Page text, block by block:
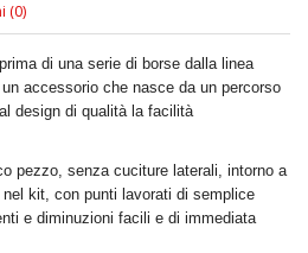
(0)
di una serie di borse dalla linea
accessorio che nasce da un percorso
design di qualità la facilità
pezzo, senza cuciture laterali, intorno a
kit, con punti lavorati di semplice
e diminuzioni facili e di immediata